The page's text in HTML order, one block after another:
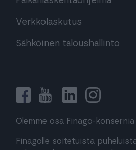
Verkkolaskutus
Sähköinen taloushallinto
Olemme osa Finago-konsernia
Finagolle soitetuista